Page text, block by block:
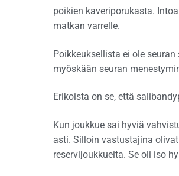
poikien kaveriporukasta.
matkan varrelle.
Poikkeuksellista ei ole
myöskään seuran
Erikoista on se, että
Kun joukkue sai hyviä
asti. Silloin vastustajina
reservijoukkueita. Se oli iso